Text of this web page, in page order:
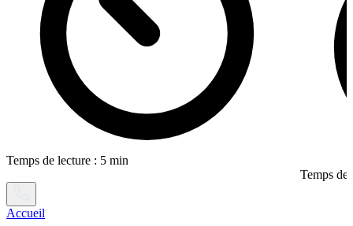
Temps de lecture : 5 min
Temps de
Accueil